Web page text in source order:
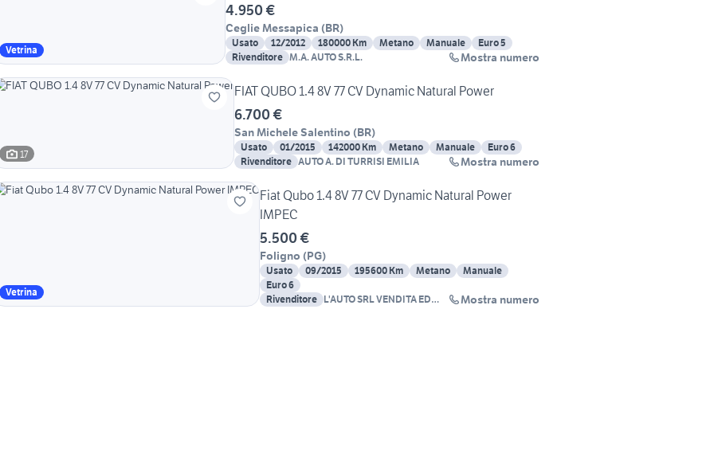
Vetrina
4.950 €
Ceglie Messapica (BR)
Usato 12/2012 180000 Km Metano Manuale
Euro 5
Rivenditore M.A. AUTO S.R.L. Mostra numero
17
FIAT QUBO 1.4 8V 77 CV Dynamic Natural Power
6.700 €
San Michele Salentino (BR)
Usato 01/2015 142000 Km Metano Manuale
Euro 6
Rivenditore AUTO A. DI TURRISI EMILIA Mostra numero
Vetrina
Fiat Qubo 1.4 8V 77 CV Dynamic Natural Power
IMPEC
5.500 €
Foligno (PG)
Usato 09/2015 195600 Km Metano
Manuale
Euro 6
Rivenditore L'AUTO SRL VENDITA ED
Mostra numero